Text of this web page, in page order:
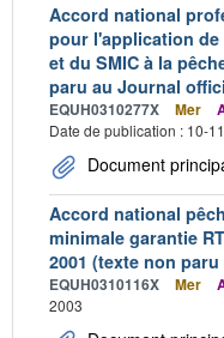
Accord national
pour l'application
et du SMIC à la
paru au Journal
EQUH0310277X Mer
Date de publication : 10-
Document
Accord national
minimale garantie
2001 (texte non
EQUH0310116X Mer
2003